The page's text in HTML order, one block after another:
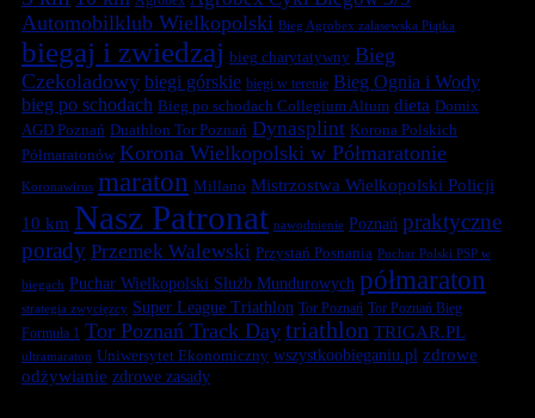
Automobilklub Wielkopolski Bieg Agrobex zalasewska Piątka
biegaj i zwiedzaj bieg charytatywny Bieg
Czekoladowy biegi górskie biegi w terenie Bieg Ognia i Wody
bieg po schodach Bieg po schodach Collegium Altum dieta Domix
AGD Poznań Duathlon Tor Poznań Dynasplint Korona Polskich
Półmaratonów Korona Wielkopolski w Półmaratonie
Koronawirus maraton Millano Mistrzostwa Wielkopolski Policji
10 km Nasz Patronat nawodnienie Poznań praktyczne
porady Przemek Walewski Przystań Posnania Puchar Polski PSP w
biegach Puchar Wielkopolski Służb Mundurowych półmaraton
strategia zwycięzcy Super League Triathlon Tor Poznań Tor Poznań Bieg
Formuła 1 Tor Poznań Track Day triathlon TRIGAR.PL
ultramaraton Uniwersytet Ekonomiczny wszystkoobieganiu.pl zdrowe
odżywianie zdrowe zasady